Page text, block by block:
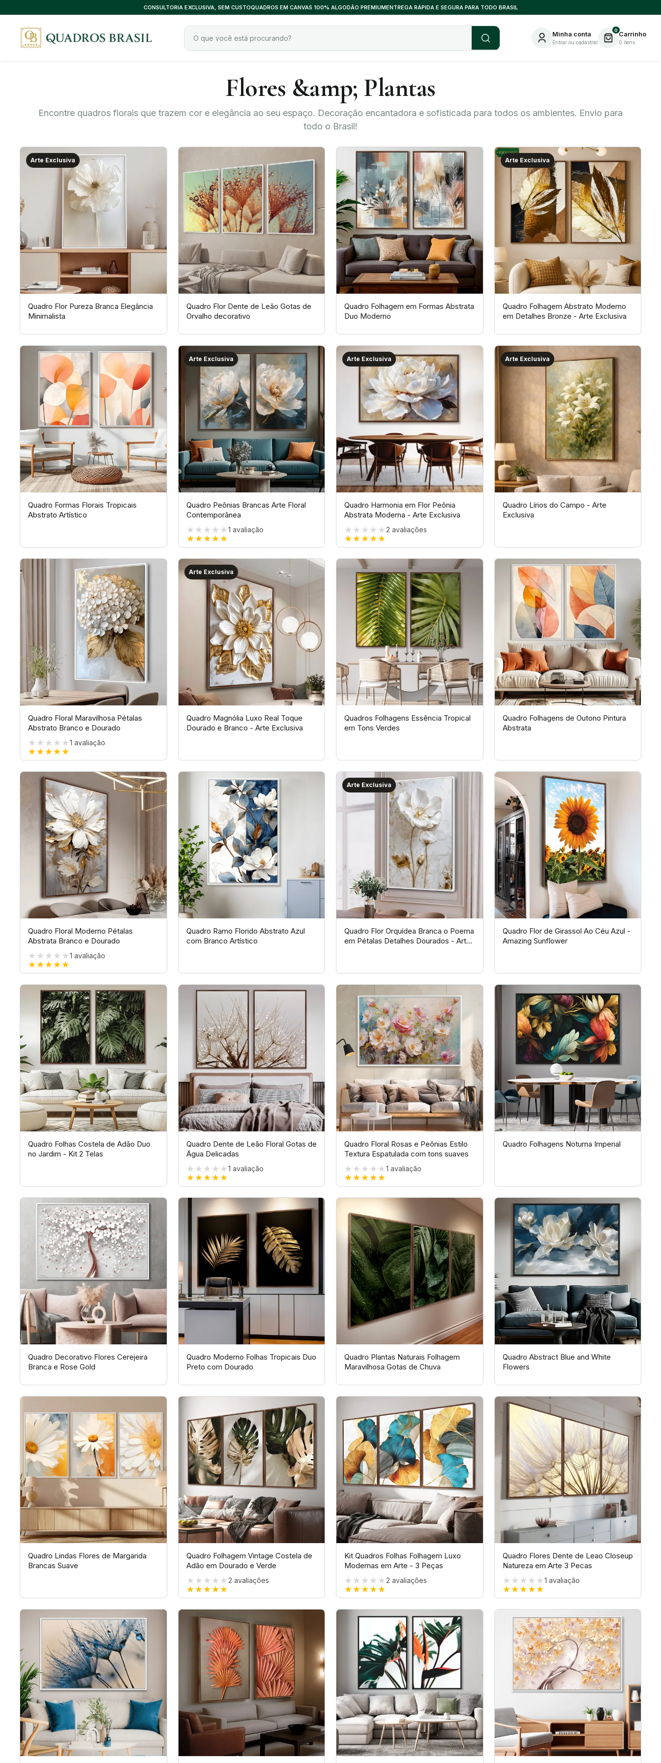
CONSULTORIA EXCLUSIVA, SEM CUSTOQUADROS EM CANVAS 100% ALGODÃO PREMIUMENTREGA RÁPIDA E SEGURA PARA TODO BRASIL
Minha conta
Entrar ou cadastrar
0 Carrinho
0 itens
Flores &amp; Plantas
Encontre quadros florais que trazem cor e elegância ao seu espaço. Decoração encantadora e sofisticada para todos os ambientes. Envio para
todo o Brasil!
Arte Exclusiva
Quadro Flor Pureza Branca Elegância
Minimalista
Quadro Flor Dente de Leão Gotas de
Orvalho decorativo
Quadro Folhagem em Formas Abstrata
Duo Moderno
Arte Exclusiva
Quadro Folhagem Abstrato Moderno
em Detalhes Bronze - Arte Exclusiva
Quadro Formas Florais Tropicais
Abstrato Artístico
Arte Exclusiva
Quadro Peônias Brancas Arte Floral
Contemporânea
★★★★★
★★★★★
1 avaliação
Arte Exclusiva
Quadro Harmonia em Flor Peônia
Abstrata Moderna - Arte Exclusiva
★★★★★
★★★★★
2 avaliações
Arte Exclusiva
Quadro Lírios do Campo - Arte
Exclusiva
Quadro Floral Maravilhosa Pétalas
Abstrato Branco e Dourado
★★★★★
★★★★★
1 avaliação
Arte Exclusiva
Quadro Magnólia Luxo Real Toque
Dourado e Branco - Arte Exclusiva
Quadros Folhagens Essência Tropical
em Tons Verdes
Quadro Folhagens de Outono Pintura
Abstrata
Quadro Floral Moderno Pétalas
Abstrata Branco e Dourado
★★★★★
★★★★★
1 avaliação
Quadro Ramo Florido Abstrato Azul
com Branco Artístico
Arte Exclusiva
Quadro Flor Orquídea Branca o Poema
em Pétalas Detalhes Dourados - Arte
Quadro Flor de Girassol Ao Céu Azul -
Amazing Sunflower
Quadro Folhas Costela de Adão Duo
no Jardim - Kit 2 Telas
Quadro Dente de Leão Floral Gotas de
Água Delicadas
★★★★★
★★★★★
1 avaliação
Quadro Floral Rosas e Peônias Estilo
Textura Espatulada com tons suaves
★★★★★
★★★★★
1 avaliação
Quadro Folhagens Noturna Imperial
Quadro Decorativo Flores Cerejeira
Branca e Rose Gold
Quadro Moderno Folhas Tropicais Duo
Preto com Dourado
Quadro Plantas Naturais Folhagem
Maravilhosa Gotas de Chuva
Quadro Abstract Blue and White
Flowers
Quadro Lindas Flores de Margarida
Brancas Suave
Quadro Folhagem Vintage Costela de
Adão em Dourado e Verde
★★★★★
★★★★★
2 avaliações
Kit Quadros Folhas Folhagem Luxo
Modernas em Arte - 3 Peças
★★★★★
★★★★★
2 avaliações
Quadro Flores Dente de Leao Closeup
Natureza em Arte 3 Pecas
★★★★★
★★★★★
1 avaliação